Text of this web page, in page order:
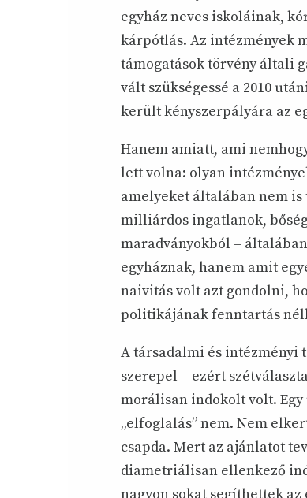
egyház neves iskoláinak,
kárpótlás. Az intézmények
támogatások törvény általi
vált szükségessé a 2010
került kényszerpályára az
Hanem amiatt, ami
lett volna: olyan
amelyeket általában nem
milliárdos ingatlanok,
maradványokból –
egyháznak, hanem amit
naivitás volt azt gondolni,
politikájának fenntartás
A társadalmi és intézményi
szerepel – ezért
morálisan indokolt volt.
„elfoglalás” nem. Nem
csapda. Mert az ajánlatot
diametriálisan ellenkező